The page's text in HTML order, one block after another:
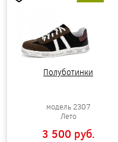
Полуботинки
модель 2307
Лето
3 500 pуб.